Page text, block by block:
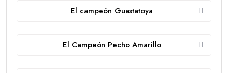
El campeón Guastatoya
El Campeón Pecho Amarillo